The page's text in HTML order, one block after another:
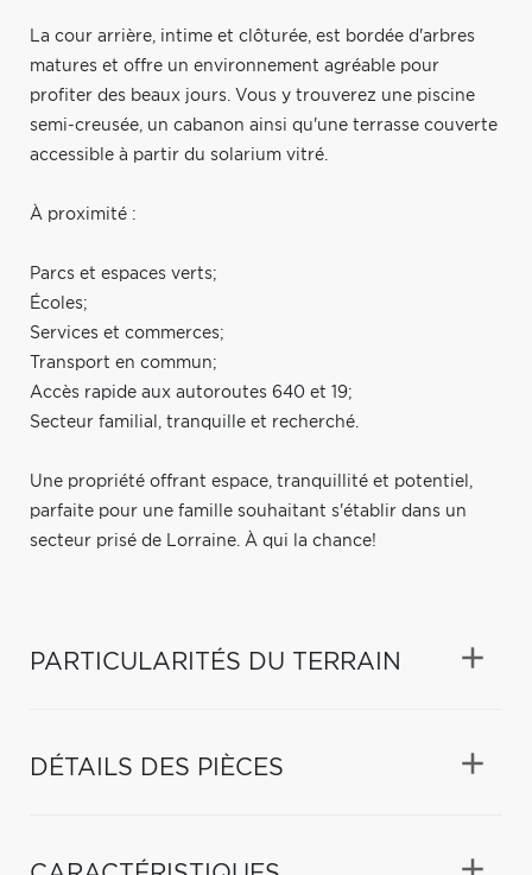
La cour arrière, intime et clôturée, est bordée d'arbres
matures et offre un environnement agréable pour
profiter des beaux jours. Vous y trouverez une piscine
semi-creusée, un cabanon ainsi qu'une terrasse couverte
accessible à partir du solarium vitré.
À proximité :
Parcs et espaces verts;
Écoles;
Services et commerces;
Transport en commun;
Accès rapide aux autoroutes 640 et 19;
Secteur familial, tranquille et recherché.
Une propriété offrant espace, tranquillité et potentiel,
parfaite pour une famille souhaitant s'établir dans un
secteur prisé de Lorraine. À qui la chance!
PARTICULARITÉS DU TERRAIN
DÉTAILS DES PIÈCES